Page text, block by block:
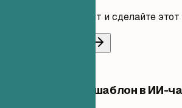
Добавьте свой опыт и сделайте
Редактировать шаблон в ИИ-